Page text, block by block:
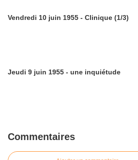
Vendredi 10 juin 1955 - Clinique (1/3)
Jeudi 9 juin 1955 - une inquiétude
Commentaires